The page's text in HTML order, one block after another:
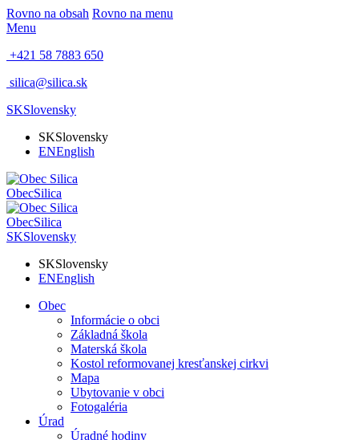
Rovno na obsah Rovno na menu
Menu
+421 58 7883 650
silica@silica.sk
SKSlovensky
SKSlovensky
ENEnglish
ObecSilica
ObecSilica
SKSlovensky
SKSlovensky
ENEnglish
Obec
Informácie o obci
Základná škola
Materská škola
Kostol reformovanej kresťanskej cirkvi
Mapa
Ubytovanie v obci
Fotogaléria
Úrad
Úradné hodiny